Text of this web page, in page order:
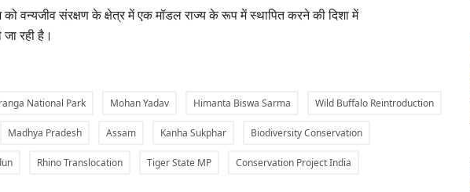
वन्यजीव संरक्षण के क्षेत्र में एक मॉडल राज्य के रूप में स्थापित करने की दिशा में
जा रही है।
National Park Mohan Yadav Himanta Biswa Sarma Wild Buffalo Reintroduction
Madhya Pradesh Assam Kanha Sukphar Biodiversity Conservation
Rhino Translocation Tiger State MP Conservation Project India